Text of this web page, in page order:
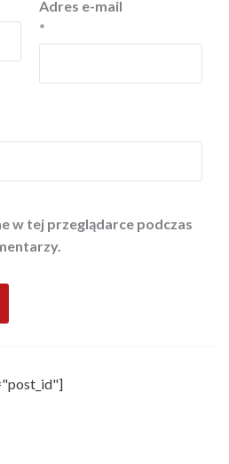
Adres e-mail
*
w tej przeglądarce podczas